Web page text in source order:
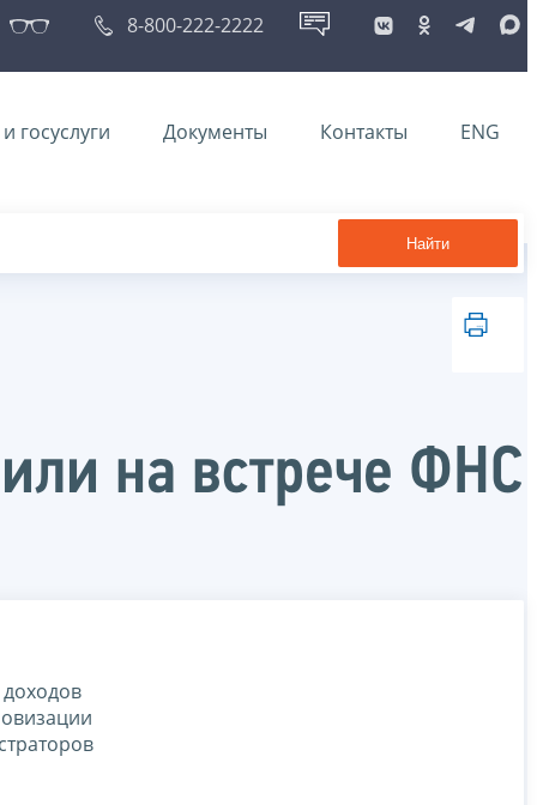
8-800-222-2222
госуслуги Документы Контакты ENG
Найти
на встрече ФНС